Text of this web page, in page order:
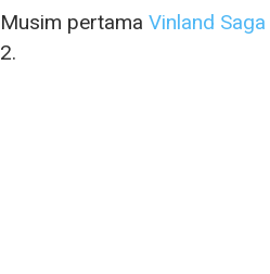
Musim pertama Vinland Saga
2.